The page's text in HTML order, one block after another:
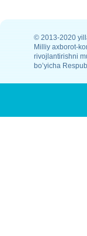
© 2013-2020
Milliy axborot-
rivojlantirishni
bo’yicha